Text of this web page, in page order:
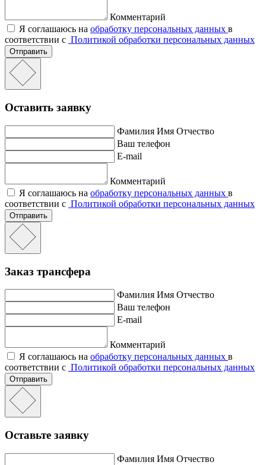
Комментарий
Я соглашаюсь на обработку персональных данных в
соответствии с Политикой обработки персональных данных
Отправить
Оставить заявку
Фамилия Имя Отчество
Ваш телефон
E-mail
Комментарий
Я соглашаюсь на обработку персональных данных в
соответствии с Политикой обработки персональных данных
Отправить
Заказ трансфера
Фамилия Имя Отчество
Ваш телефон
E-mail
Комментарий
Я соглашаюсь на обработку персональных данных в
соответствии с Политикой обработки персональных данных
Отправить
Оставьте заявку
Фамилия Имя Отчество